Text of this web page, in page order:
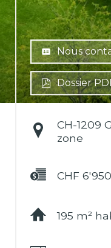
Nous
Dossier
CH-1209
zone
CHF
195 m²